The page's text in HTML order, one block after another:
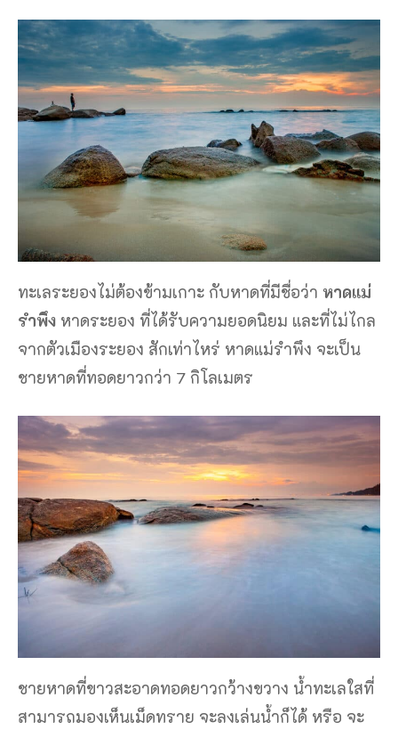
ทะเลระยองไม่ต้องข้ามเกาะ กับหาดที่มีชื่อว่า หาดแม่
รำพึง หาดระยอง ที่ได้รับความยอดนิยม และที่ไม่ไกล
จากตัวเมืองระยอง สักเท่าไหร่ หาดแม่รำพึง จะเป็น
ชายหาดที่ทอดยาวกว่า 7 กิโลเมตร
ชายหาดที่ขาวสะอาดทอดยาวกว้างขวาง น้ำทะเลใสที่
สามารถมองเห็นเม็ดทราย จะลงเล่นน้ำก็ได้ หรือ จะ